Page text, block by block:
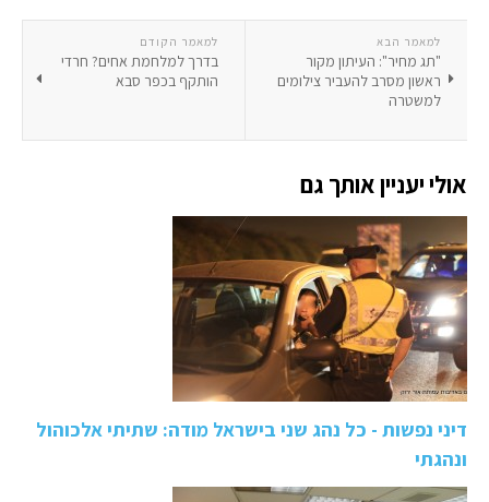
למאמר הקודם
בדרך למלחמת אחים? חרדי
הותקף בכפר סבא
למאמר הבא
"תג מחיר": העיתון מקור
ראשון מסרב להעביר צילומים
למשטרה
אולי יעניין אותך גם
דיני נפשות - כל נהג שני בישראל מודה: שתיתי אלכוהול
ונהגתי